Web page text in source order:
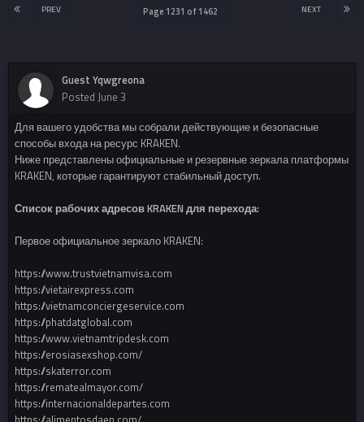
PREV NEXT
Page 1231 of 1462
Guest Yqwgreona
Posted June 3
Для вашего удобства мы собрали действующие и безопасные
способы входа на ресурс KRAKEN.
Ниже представлены официальные и резервные зеркала платформы
KRAKEN, которые гарантируют стабильный доступ.
Список рабочих адресов KRAKEN для перехода:
Первое официальное зеркало KRAKEN:
https://www.trustvietnamvisa.com
https://vietairexpress.com
https://vietnamconciergeservice.com
https://phatdatglobal.com
https://www.vietnamtripdesk.com
https://erosiasexshop.com/
https://skaterror.com
https://rematealmayor.com/
https://internacionaldepartes.com